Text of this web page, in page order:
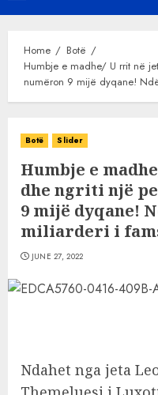
Menu
Home
Botë
Humbje e madhe/ U rrit në
numëron 9 mijë dyqane!
Botë Slider
Humbje e
dhe ngriti një
9 mijë dyqane!
miliarderi i
JUNE 27, 2022
Ndahet nga jeta